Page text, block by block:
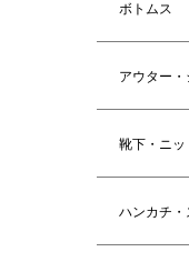
ボトムス
アウター・
靴下・ニッ
ハンカチ